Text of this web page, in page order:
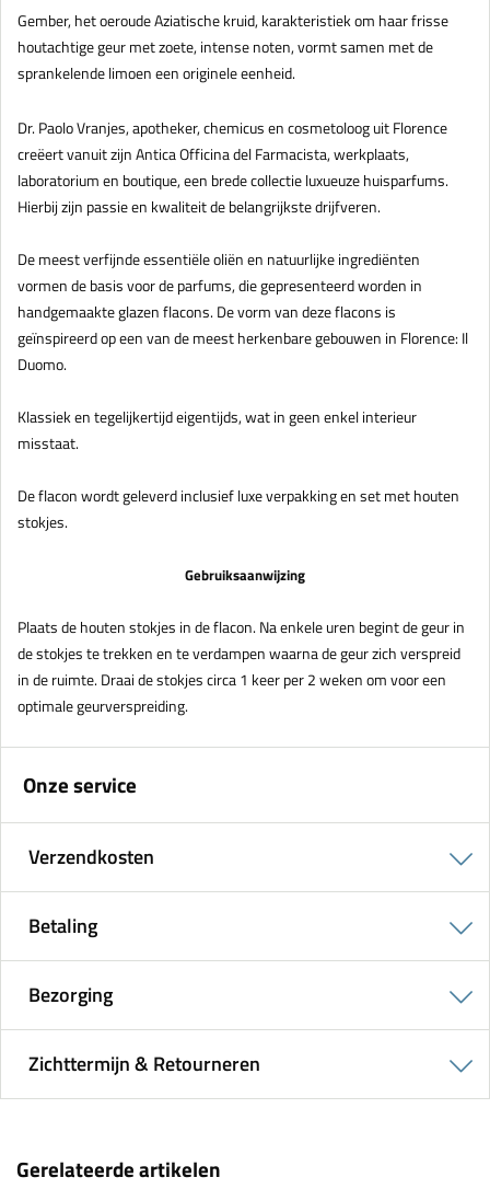
Gember, het oeroude Aziatische kruid, karakteristiek om haar frisse
houtachtige geur met zoete, intense noten, vormt samen met de
sprankelende limoen een originele eenheid.
Dr. Paolo Vranjes, apotheker, chemicus en cosmetoloog uit Florence
creëert vanuit zijn Antica Officina del Farmacista, werkplaats,
laboratorium en boutique, een brede collectie luxueuze huisparfums.
Hierbij zijn passie en kwaliteit de belangrijkste drijfveren.
De meest verfijnde essentiële oliën en natuurlijke ingrediënten
vormen de basis voor de parfums, die gepresenteerd worden in
handgemaakte glazen flacons. De vorm van deze flacons is
geïnspireerd op een van de meest herkenbare gebouwen in Florence: Il
Duomo.
Klassiek en tegelijkertijd eigentijds, wat in geen enkel interieur
misstaat.
De flacon wordt geleverd inclusief luxe verpakking en set met houten
stokjes.
Gebruiksaanwijzing
Plaats de houten stokjes in de flacon. Na enkele uren begint de geur in
de stokjes te trekken en te verdampen waarna de geur zich verspreid
in de ruimte. Draai de stokjes circa 1 keer per 2 weken om voor een
optimale geurverspreiding.
Onze service
Verzendkosten
Betaling
Bezorging
Zichttermijn & Retourneren
Gerelateerde artikelen